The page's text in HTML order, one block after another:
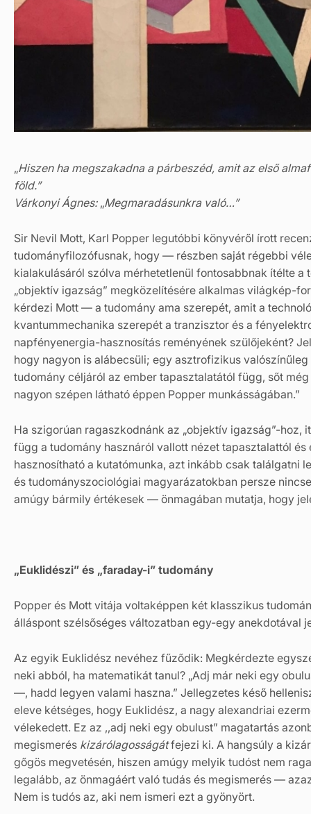
„Hiszen ha megszakadna a párbeszéd, amit az első
föld.”
Várkonyi Ágnes: „Megmaradásunkra való…”
Sir Nevil Mott, Karl Popper legutóbbi könyvéről írott
tudományfilozófusnak, hogy — részben saját régebbi
kialakulásáról szólva mérhetetlenül fontosabbnak ítélte a
„objektív igazság” megközelítésére alkalmas világkép-
kérdezi Mott — a tudomány ama szerepét, amit a
kvantummechanika szerepét a tranzisztor és a
napfényenergia-hasznosítás reményének szülőjeként?
hogy nagyon is alábecsüli; egy asztrofizikus valószínűleg
tudomány céljáról az ember tapasztalatától függ, sőt
nagyon szépen látható éppen Popper munkásságában.”
Ha szigorúan ragaszkodnánk az „objektív igazság”-hoz,
függ a tudomány hasznáról vallott nézet tapasztalattól
hasznosítható a kutatómunka, azt inkább csak találgatni
és tudományszociológiai magyarázatokban persze
amúgy bármily értékesek — önmagában mutatja, hogy
„Euklidészi” és „faraday-i” tudomány
Popper és Mott vitája voltaképpen két klasszikus
álláspont szélsőséges változatban egy-egy anekdotával
Az egyik Euklidész nevéhez fűződik: Megkérdezte
neki abból, ha matematikát tanul? „Adj már neki egy
—, hadd legyen valami haszna.” Jellegzetes késő
eleve kétséges, hogy Euklidész, a nagy alexandriai
vélekedett. Ez az ,,adj neki egy obulust” magatartás
megismerés kizárólagosságátfejezi ki. A hangsúly a
gőgös megvetésén, hiszen amúgy melyik tudóst nem
legalább, az önmagáért való tudás és megismerés —
Nem is tudós az, aki nem ismeri ezt a gyönyört.